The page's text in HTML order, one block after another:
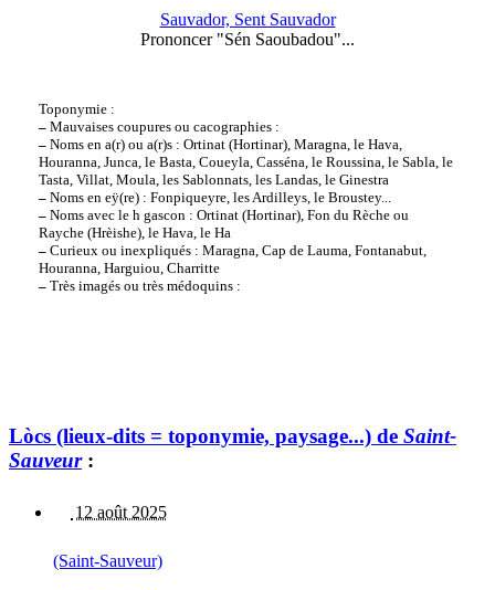
Sauvador, Sent Sauvador
Prononcer "Sén Saoubadou"...
Toponymie :
–Mauvaises coupures ou cacographies :
–Noms en a(r) ou a(r)s : Ortinat (Hortinar), Maragna, le Hava,
Houranna, Junca, le Basta, Coueyla, Casséna, le Roussina, le Sabla, le
Tasta, Villat, Moula, les Sablonnats, les Landas, le Ginestra
–Noms en eÿ(re) : Fonpiqueyre, les Ardilleys, le Broustey...
–Noms avec le h gascon : Ortinat (Hortinar), Fon du Rèche ou
Rayche (Hrèishe), le Hava, le Ha
–Curieux ou inexpliqués : Maragna, Cap de Lauma, Fontanabut,
Houranna, Harguiou, Charritte
–Très imagés ou très médoquins :
Lòcs (lieux-dits = toponymie, paysage...) de Saint-
Sauveur:
12 août 2025
(Saint-Sauveur)